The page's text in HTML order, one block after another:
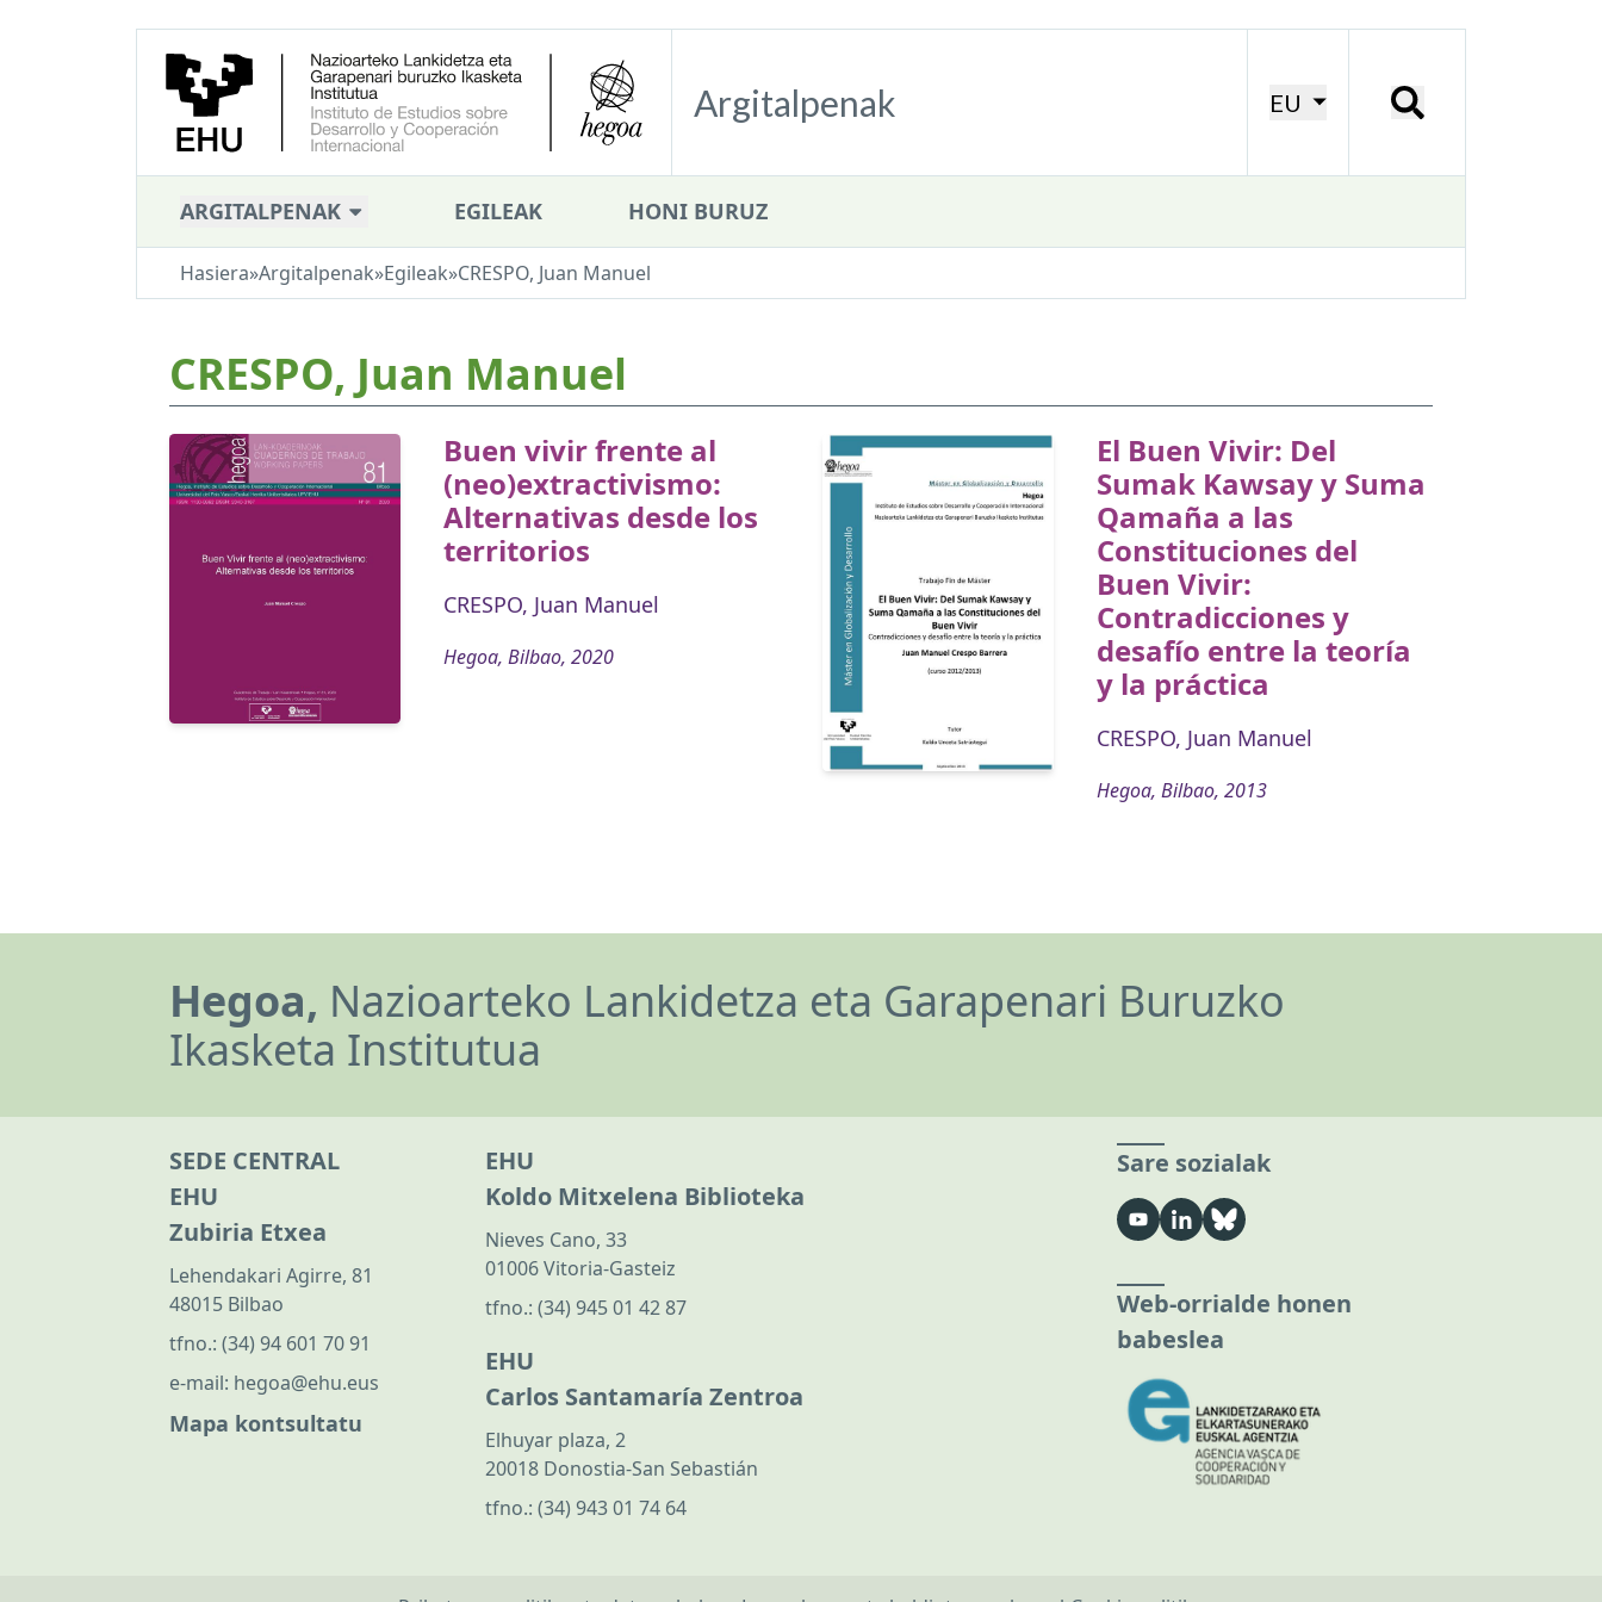
Argitalpenak EU
ARGITALPENAK EGILEAK HONI BURUZ
Hasiera»Argitalpenak»Egileak»CRESPO, Juan Manuel
CRESPO, Juan Manuel
Buen vivir frente al
(neo)extractivismo:
Alternativas desde los
territorios
CRESPO, Juan Manuel
Hegoa, Bilbao, 2020
El Buen Vivir: Del
Sumak Kawsay y Suma
Qamaña a las
Constituciones del
Buen Vivir:
Contradicciones y
desafío entre la teoría
y la práctica
CRESPO, Juan Manuel
Hegoa, Bilbao, 2013
Hegoa, Nazioarteko Lankidetza eta Garapenari Buruzko
Ikasketa Institutua
SEDE CENTRAL
EHU
Zubiria Etxea
Lehendakari Agirre, 81
48015 Bilbao
tfno.: (34) 94 601 70 91
e-mail: hegoa@ehu.eus
Mapa kontsultatu
EHU
Koldo Mitxelena Biblioteka
Nieves Cano, 33
01006 Vitoria-Gasteiz
tfno.: (34) 945 01 42 87
EHU
Carlos Santamaría Zentroa
Elhuyar plaza, 2
20018 Donostia-San Sebastián
tfno.: (34) 943 01 74 64
Sare sozialak
Web-orrialde honen
babeslea